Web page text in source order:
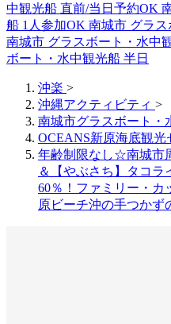
中観光船 直前/当日予約OK
船 1人参加OK 南城市 グラ
南城市 グラスボート・水中
ボート・水中観光船 半日
沖楽 >
沖縄アクティビティ >
南城市グラスボート・
OCEANS新原海底観光
年齢制限なし☆南城市
＆【やぶさち】タコ
60％！ファミリー・
原ビーチ沖の手つかず